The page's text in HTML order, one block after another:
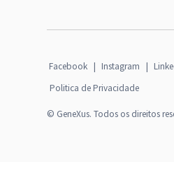
Facebook | Instagram |
Politica de Privacidade
© GeneXus. Todos os direitos